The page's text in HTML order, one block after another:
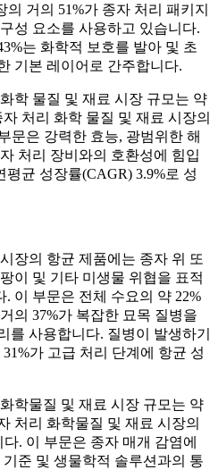
거의 51%가 종자 처리 패키지
성 요소를 사용하고 있습니다.
는 화학적 보호를 발아 및 초
기본 레이어로 간주합니다.
학 물질 및 재료 시장 규모는 약
처리 화학 물질 및 재료 시장의
문은 강력한 효능, 광범위한 해
처리 장비와의 호환성에 힘입
평균 성장률(CAGR) 3.9%로 성
장의 항균 제품에는 종자 위 또
이 및 기타 미생물 위협을 표적
이 부문은 전체 수요의 약 22%
의 37%가 복잡한 묘목 질병을
를 사용합니다. 질병이 발생하기
가 고급 처리 단계에 항균 성
학물질 및 재료 시장 규모는 약
처리 화학물질 및 재료 시장의
. 이 부문은 종자 매개 감염에
준 및 생물학적 솔루션과의 통